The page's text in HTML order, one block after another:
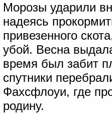
Морозы ударили
надеясь
привезенного
убой. Весна
время был забит
спутники
Фахсфлоуи, где
родину.